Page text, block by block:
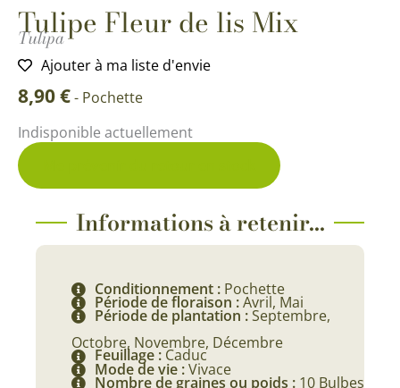
Tulipe Fleur de lis Mix
Tulipa
Ajouter à ma liste d'envie
8,90€- Pochette
Indisponible actuellement
Informations à retenir...
Conditionnement : Pochette
Période de floraison :Avril, Mai
Période de plantation :Septembre,
Octobre, Novembre, Décembre
Feuillage : Caduc
Mode de vie :Vivace
Nombre de graines ou poids : 10 Bulbes